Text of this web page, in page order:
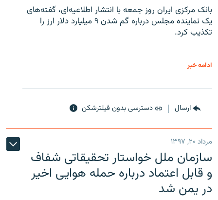
بانک مرکزی ایران روز جمعه با انتشار اطلاعیه‌ای، گفته‌های
یک نماینده مجلس درباره گم شدن ۹ میلیارد دلار ارز را
تکذیب کرد.
ادامه خبر
ارسال دسترسی بدون فیلترشکن
مرداد ۲۰, ۱۳۹۷
سازمان ملل خواستار تحقیقاتی شفاف
و قابل اعتماد درباره حمله هوایی اخیر
در یمن شد